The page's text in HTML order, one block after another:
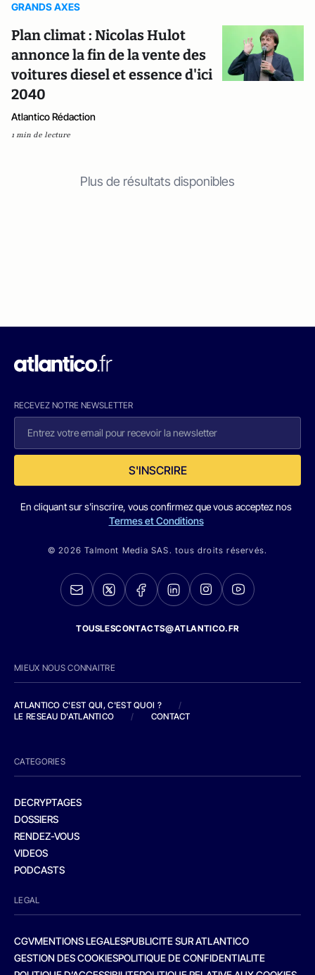
GRANDS AXES
Plan climat : Nicolas Hulot
annonce la fin de la vente des
voitures diesel et essence d'ici
2040
Atlantico Rédaction
1 min de lecture
Plus de résultats disponibles
RECEVEZ NOTRE NEWSLETTER
S'INSCRIRE
En cliquant sur s'inscrire, vous confirmez que vous acceptez nos
Termes et Conditions
© 2026 Talmont Media SAS. tous droits réservés.
TOUSLESCONTACTS@ATLANTICO.FR
MIEUX NOUS CONNAITRE
ATLANTICO C'EST QUI, C'EST QUOI ?
/
LE RESEAU D'ATLANTICO
/ CONTACT
CATEGORIES
DECRYPTAGES
DOSSIERS
RENDEZ-VOUS
VIDEOS
PODCASTS
LEGAL
CGVMENTIONS LEGALESPUBLICITE SUR ATLANTICO
GESTION DES COOKIESPOLITIQUE DE CONFIDENTIALITE